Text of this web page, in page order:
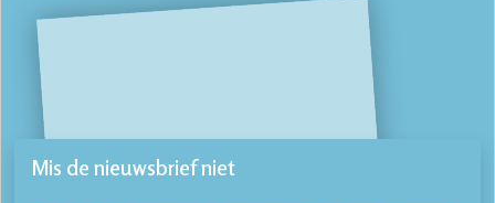
Mis de nieuwsbrief niet